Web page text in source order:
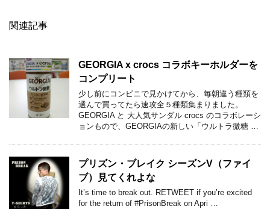
関連記事
GEORGIA x crocs コラボキーホルダーを
コンプリート
少し前にコンビニで見かけてから、毎朝違う種類を
選んで買ってたら速攻全５種類集まりました。
GEORGIA と 大人気サンダル crocs のコラボレーシ
ョンもので、GEORGIAの新しい「ウルトラ微糖 …
プリズン・ブレイク シーズンV（ファイ
ブ）見てくれよな
It’s time to break out. RETWEET if you’re excited
for the return of #PrisonBreak on Apri …